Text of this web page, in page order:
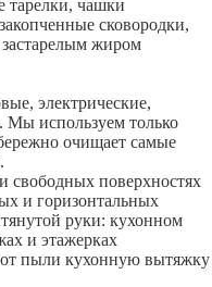
тарелки, чашки
сковородки,
жиром
электрические,
Мы используем только
очищает самые
свободных поверхностях
и горизонтальных
руки: кухонном
и этажерках
пыли кухонную вытяжку